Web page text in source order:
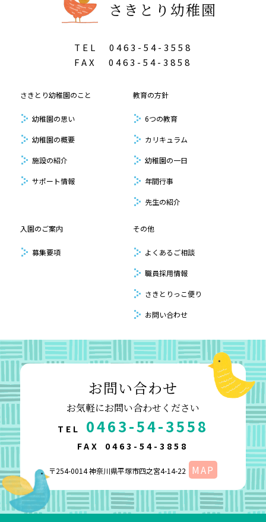
さきとり幼稚園
TEL
0463-54-3558
FAX
0463-54-3858
さきとり幼稚園のこと
幼稚園の思い
幼稚園の概要
施設の紹介
サポート情報
教育の方針
6つの教育
カリキュラム
幼稚園の一日
年間行事
先生の紹介
入園のご案内
募集要項
その他
よくあるご相談
職員採用情報
さきとりっこ便り
お問い合わせ
お問い合わせ
お気軽にお問い合わせください
TEL 0463-54-3558
FAX 0463-54-3858
〒254-0014 神奈川県平塚市四之宮4-14-22 MAP